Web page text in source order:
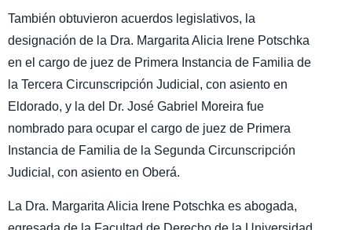
También obtuvieron acuerdos legislativos, la
designación de la Dra. Margarita Alicia Irene Potschka
en el cargo de juez de Primera Instancia de Familia de
la Tercera Circunscripción Judicial, con asiento en
Eldorado, y la del Dr. José Gabriel Moreira fue
nombrado para ocupar el cargo de juez de Primera
Instancia de Familia de la Segunda Circunscripción
Judicial, con asiento en Oberá.
La Dra. Margarita Alicia Irene Potschka es abogada,